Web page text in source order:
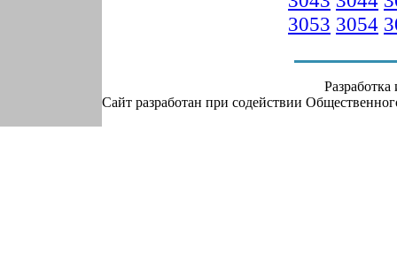
3053 3054
Сайт разработан при содействии